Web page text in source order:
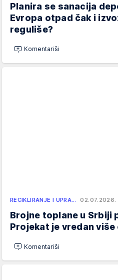
Planira se sanacija
Evropa otpad čak i
reguliše?
Komentariši
RECIKLIRANJE I UPRA… 02.07.2026.
Brojne toplane u Srbiji
Projekat je vredan
Komentariši